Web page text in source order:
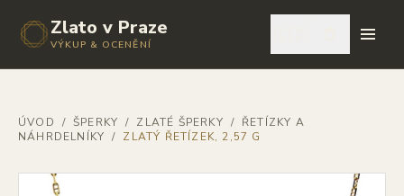
Zlato v Praze
VÝKUP & OCENĚNÍ
ÚVOD / ŠPERKY / ZLATÉ ŠPERKY / ŘETÍZKY A
NÁHRDELNÍKY / ZLATÝ ŘETÍZEK, 2,57 G